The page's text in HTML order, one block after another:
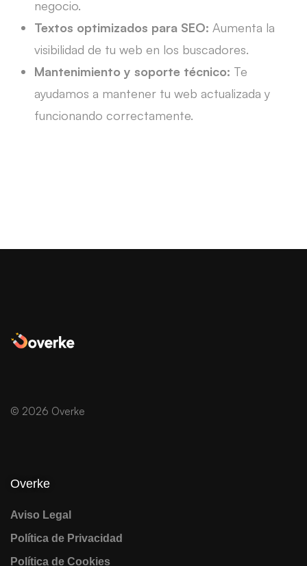
negocio.
Textos optimizados para SEO: Aumenta la
visibilidad de tu web en los buscadores.
Mantenimiento y soporte técnico: Te
ayudamos a mantener tu web actualizada y
funcionando correctamente.
© 2026 Overke
Overke
Aviso Legal
Política de Privacidad
Política de Cookies